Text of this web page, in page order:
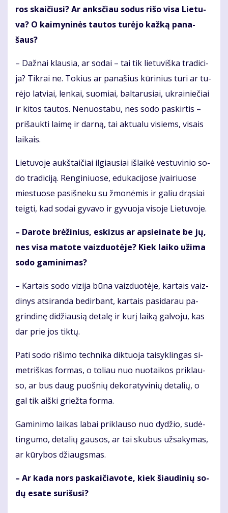
ros skai­čiu­si? Ar anks­čiau so­dus ri­šo vi­sa Lie­tu­
va? O kai­my­ni­nės tau­tos tu­rė­jo kaž­ką pa­na­
šaus?
– Daž­nai klau­sia, ar so­dai – tai tik lie­tu­viš­ka tra­di­ci­
ja? Tik­rai ne. To­kius ar pa­na­šius kū­ri­nius tu­ri ar tu­
rė­jo lat­viai, len­kai, suo­miai, bal­ta­ru­siai, uk­rai­nie­čiai
ir ki­tos tau­tos. Ne­nuos­ta­bu, nes so­do pa­skir­tis –
pri­šauk­ti lai­mę ir dar­ną, tai ak­tu­a­lu vi­siems, vi­sais
lai­kais.
Lie­tu­vo­je aukš­tai­čiai il­giau­siai iš­lai­kė ves­tu­vi­nio so­
do tra­di­ci­ją. Ren­gi­niuo­se, edu­ka­ci­jo­se įvai­riuo­se
mies­tuo­se pa­si­šne­ku su žmo­nė­mis ir ga­liu drą­siai
teig­ti, kad so­dai gy­va­vo ir gy­vuo­ja vi­so­je Lie­tu­vo­je.
– Da­ro­te brė­ži­nius, es­ki­zus ar ap­si­ei­na­te be jų,
nes vi­sa ma­to­te vaiz­duo­tė­je? Kiek lai­ko už­ima
so­do ga­mi­ni­mas?
– Kar­tais so­do vi­zi­ja bū­na vaiz­duo­tė­je, kar­tais vaiz­
di­nys at­si­ran­da be­dir­bant, kar­tais pa­si­da­rau pa­
grin­di­nę di­džiau­sią de­ta­lę ir ku­rį lai­ką gal­vo­ju, kas
dar prie jos tik­tų.
Pa­ti so­do ri­ši­mo tech­ni­ka dik­tuo­ja tai­syk­lin­gas si­
met­riš­kas for­mas, o to­liau nuo nuo­tai­kos pri­klau­
so, ar bus daug puoš­nių de­ko­ra­ty­vi­nių de­ta­lių, o
gal tik aiš­ki griež­ta for­ma.
Ga­mi­ni­mo lai­kas la­bai pri­klau­so nuo dy­džio, su­dė­
tin­gu­mo, de­ta­lių gau­sos, ar tai sku­bus už­sa­ky­mas,
ar kū­ry­bos džiaugs­mas.
– Ar ka­da nors pa­skai­čia­vo­te, kiek šiau­di­nių so­
dų esa­te su­ri­šu­si?